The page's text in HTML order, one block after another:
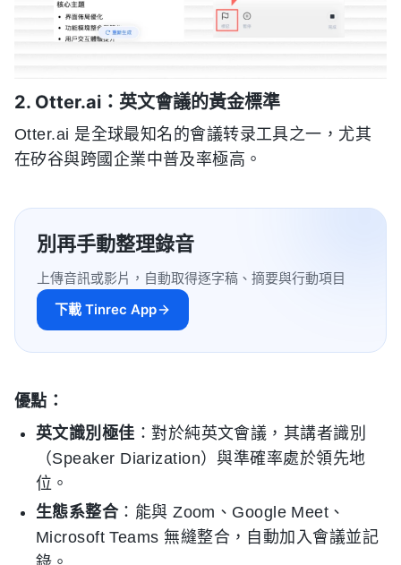
2. Otter.ai：英文會議的黃金標準
Otter.ai 是全球最知名的會議转录工具之一，尤其
在矽谷與跨國企業中普及率極高。
別再手動整理錄音
上傳音訊或影片，自動取得逐字稿、摘要與行動項目
下載 Tinrec App
優點：
英文識別極佳 ：對於純英文會議，其講者識別
（Speaker Diarization）與準確率處於領先地
位。
生態系整合：能與 Zoom、Google Meet、
Microsoft Teams 無縫整合，自動加入會議並記